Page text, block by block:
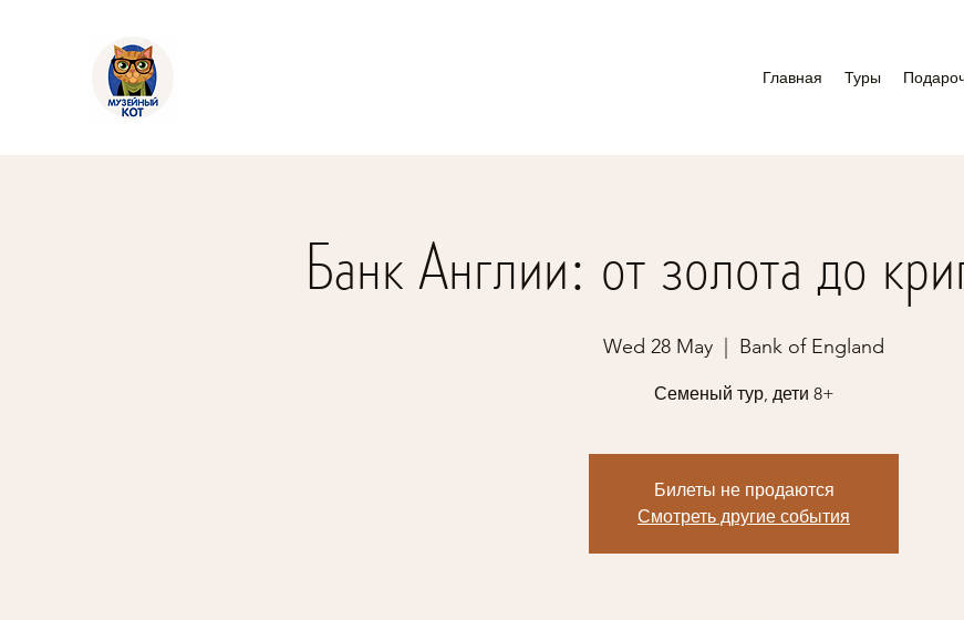
Главная Туры
Банк Англии: от золота до
Wed 28 May Bank of England
Семеный тур, дети 8+
Билеты не продаются
Смотреть другие события